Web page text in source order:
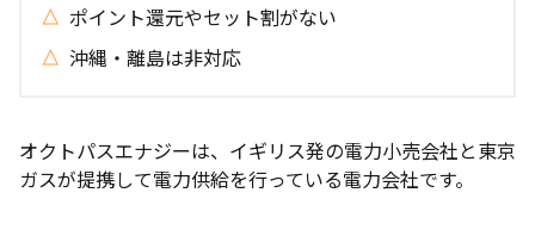
ポイント還元やセット割がない
沖縄・離島は非対応
オクトパスエナジーは、イギリス発の電力小売会社と東京
ガスが提携して電力供給を行っている電力会社です。